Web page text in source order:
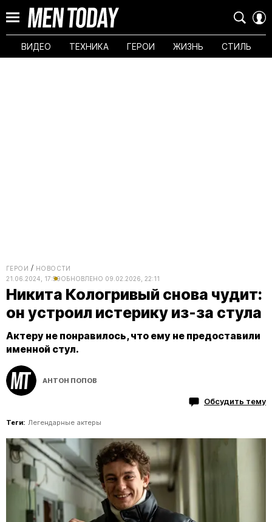
ВИДЕО ТЕХНИКА ГЕРОИ ЖИЗНЬ СТИЛЬ
ГЕРОИ
НОВОСТИ
21.06.2024, 17:59ОБНОВЛЕНО 09.02.2026, 22:11
Никита Кологривый снова чудит:
он устроил истерику из-за стула
Актеру не понравилось, что ему не предоставили
именной стул.
АНТОН ПОПОВ
Обсудить тему
Теги: Легендарные актеры